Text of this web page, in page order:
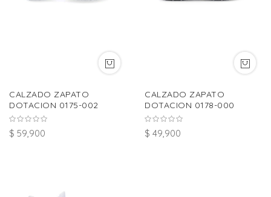
CALZADO ZAPATO
DOTACION 0175-002
$ 59,900
CALZADO ZAPATO
DOTACION 0178-000
$ 49,900